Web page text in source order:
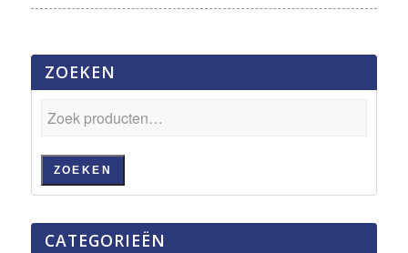
ZOEKEN
ZOEKEN
CATEGORIEËN